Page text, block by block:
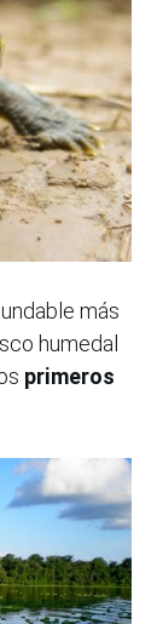
más
humedal
primeros